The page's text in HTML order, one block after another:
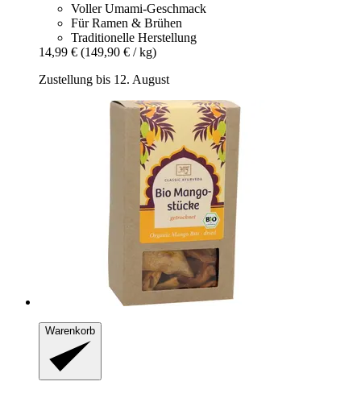
Voller Umami-Geschmack
Für Ramen & Brühen
Traditionelle Herstellung
14,99 € (149,90 € / kg)
Zustellung bis 12. August
Warenkorb